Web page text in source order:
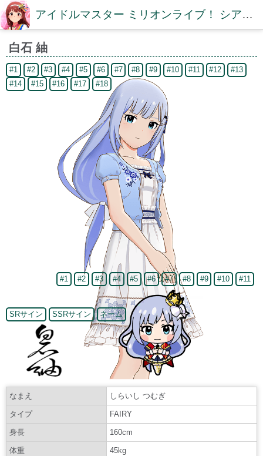
アイドルマスター ミリオンライブ！ シアターデイズDB【ミリシタDB】
白石 紬
#1 #2 #3 #4 #5 #6 #7 #8 #9 #10 #11 #12
#13
#14
#15 #16 #17 #18
#1 #2 #3 #4 #5 #6 #7 #8 #9 #10 #11
SRサイン SSRサイン ネーム
なまえ しらいし つむぎ
タイプ FAIRY
身長 160cm
体重 45kg